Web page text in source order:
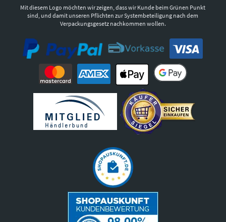
Mit diesem Logo möchten wir zeigen, dass wir Kunde beim Grünen Punkt
sind, und damit unseren Pflichten zur Systembeteiligung nach dem
Verpackungsgesetz nachkommen wollen.